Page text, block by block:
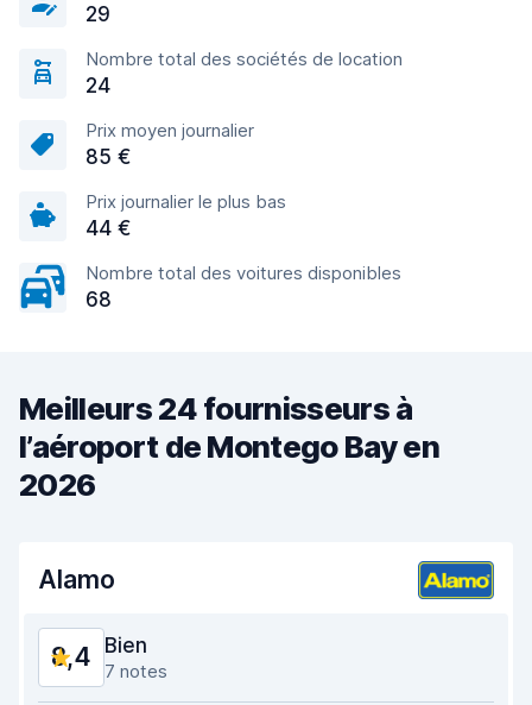
29
Nombre total des sociétés de location
24
Prix moyen journalier
85 €
Prix journalier le plus bas
44 €
Nombre total des voitures disponibles
68
Meilleurs 24 fournisseurs à
l’aéroport de Montego Bay en
2026
Alamo
8,4 Bien
7 notes